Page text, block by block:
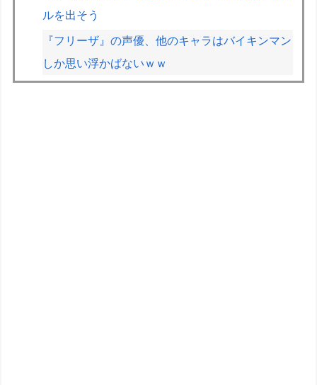
ルを出そう
『フリーザ』の声優、他のキャラはバイキンマン
しか思い浮かばないｗｗ